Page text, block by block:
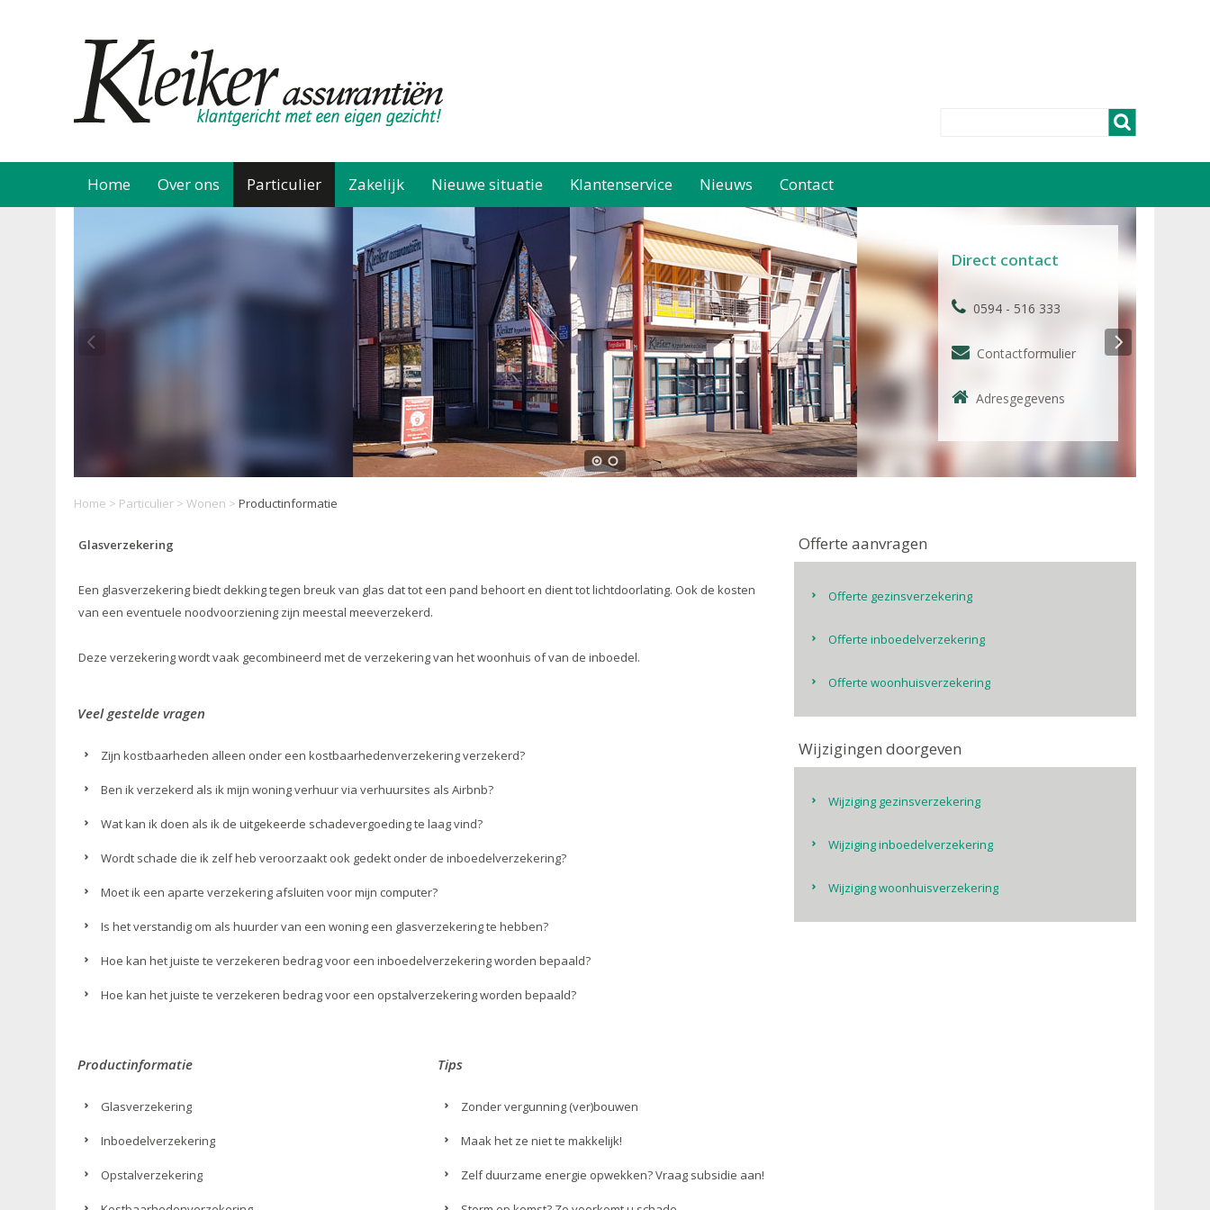
Direct contact
0594 - 516 333
Contactformulier
Adresgegevens
Home > Particulier > Wonen > Productinformatie
Glasverzekering
Een glasverzekering biedt dekking tegen breuk van glas dat tot een pand behoort en dient tot lichtdoorlating. Ook de kosten
van een eventuele noodvoorziening zijn meestal meeverzekerd.
Deze verzekering wordt vaak gecombineerd met de verzekering van het woonhuis of van de inboedel.
Veel gestelde vragen
Zijn kostbaarheden alleen onder een kostbaarhedenverzekering verzekerd?
Ben ik verzekerd als ik mijn woning verhuur via verhuursites als Airbnb?
Wat kan ik doen als ik de uitgekeerde schadevergoeding te laag vind?
Wordt schade die ik zelf heb veroorzaakt ook gedekt onder de inboedelverzekering?
Moet ik een aparte verzekering afsluiten voor mijn computer?
Is het verstandig om als huurder van een woning een glasverzekering te hebben?
Hoe kan het juiste te verzekeren bedrag voor een inboedelverzekering worden bepaald?
Hoe kan het juiste te verzekeren bedrag voor een opstalverzekering worden bepaald?
Productinformatie
Glasverzekering
Inboedelverzekering
Opstalverzekering
Tips
Zonder vergunning (ver)bouwen
Maak het ze niet te makkelijk!
Zelf duurzame energie opwekken? Vraag subsidie aan!
Offerte aanvragen
Offerte gezinsverzekering
Offerte inboedelverzekering
Offerte woonhuisverzekering
Wijzigingen doorgeven
Wijziging gezinsverzekering
Wijziging inboedelverzekering
Wijziging woonhuisverzekering
Home Over ons Particulier Zakelijk Nieuwe situatie Klantenservice Nieuws Contact